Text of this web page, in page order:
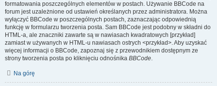
formatowania poszczególnych elementów w postach. Używanie BBCode na
forum jest uzależnione od ustawień określanych przez administratora. Można
wyłączyć BBCode w poszczególnych postach, zaznaczając odpowiednią
funkcję w formularzu tworzenia posta. Sam BBCode jest podobny w składni do
HTML-a, ale znaczniki zawarte są w nawiasach kwadratowych [przykład]
zamiast w używanych w HTML-u nawiasach ostrych <przykład>. Aby uzyskać
więcej informacji o BBCode, zapoznaj się z przewodnikiem dostępnym ze
strony tworzenia posta po kliknięciu odnośnika BBCode.
Na górę